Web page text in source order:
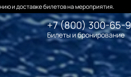
и доставке билетов на мероприятия.
+7 (800) 300-65-
Билеты и бронирование